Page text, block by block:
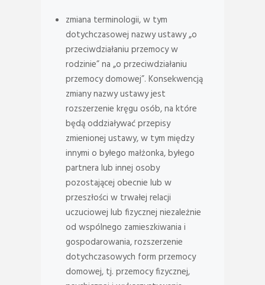
zmiana terminologii, w tym
dotychczasowej nazwy ustawy „o
przeciwdziałaniu przemocy w
rodzinie” na „o przeciwdziałaniu
przemocy domowej”. Konsekwencją
zmiany nazwy ustawy jest
rozszerzenie kręgu osób, na które
będą oddziaływać przepisy
zmienionej ustawy, w tym między
innymi o byłego małżonka, byłego
partnera lub innej osoby
pozostającej obecnie lub w
przeszłości w trwałej relacji
uczuciowej lub fizycznej niezależnie
od wspólnego zamieszkiwania i
gospodarowania, rozszerzenie
dotychczasowych form przemocy
domowej, tj. przemocy fizycznej,